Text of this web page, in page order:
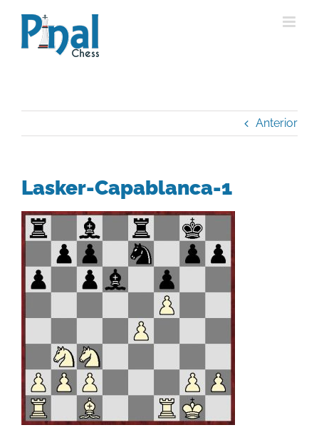
contenido
Anterior
Lasker-Capablanca-1